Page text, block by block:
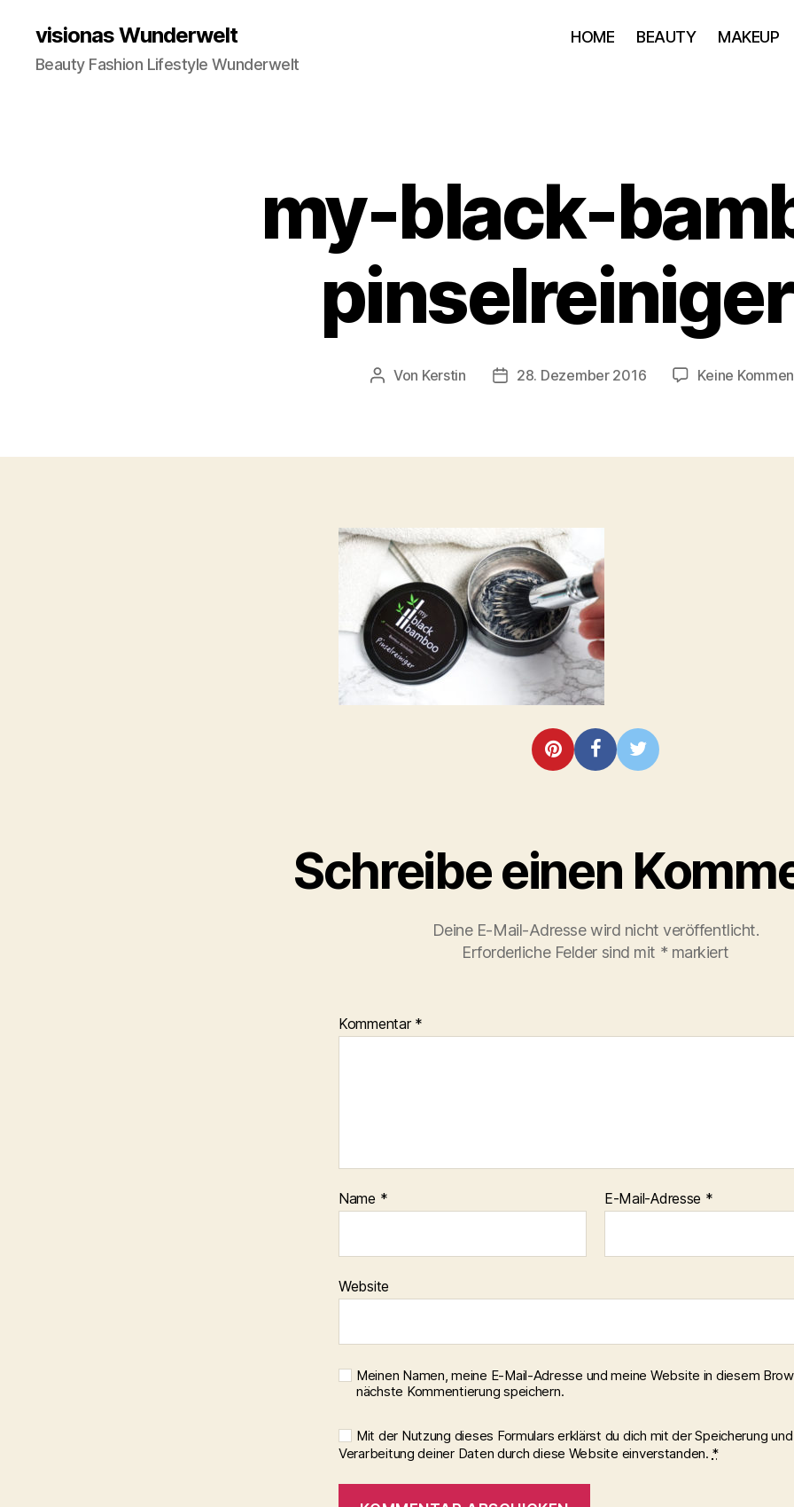
visionas Wunderwelt
Beauty Fashion Lifestyle Wunderwelt
HOME BEAUTY MAKEUP
my-black-
Beitragsautor
Von Kerstin Beitragsdatum
28. Dezember 2016 Keine
Schreibe einen
Deine E-Mail-Adresse wird nicht veröffentlicht.
Erforderliche Felder sind mit * markiert
Kommentar *
Name * E-Mail-Adresse *
Website
Meinen Namen, meine E-Mail-Adresse und meine Website in diesem
nächste Kommentierung speichern.
Mit der Nutzung dieses Formulars erklärst du dich mit der Speicherung und
Verarbeitung deiner Daten durch diese Website einverstanden. *